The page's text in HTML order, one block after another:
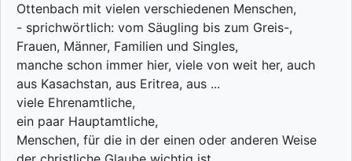
Ottenbach mit vielen verschiedenen Menschen,
- sprichwörtlich: vom Säugling bis zum Greis-,
Frauen, Männer, Familien und Singles,
manche schon immer hier, viele von weit her, auch
aus Kasachstan, aus Eritrea, aus ...
viele Ehrenamtliche,
ein paar Hauptamtliche,
Menschen, für die in der einen oder anderen Weise